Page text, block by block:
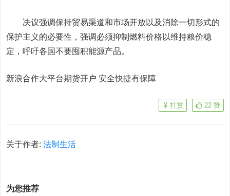
决议强调保持贸易渠道和市场开放以及消除一切形式的
保护主义的必要性，强调必须抑制燃料价格以维持粮价稳
定，呼吁各国不要囤积能源产品。
新浪合作大平台期货开户 安全快捷有保障
22 赞
打赏
关于作者:法制生活
为您推荐